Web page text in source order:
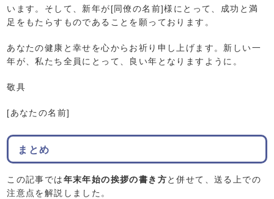
います。そして、新年が[同僚の名前]様にとって、成功と満
足をもたらすものであることを願っております。
あなたの健康と幸せを心からお祈り申し上げます。新しい一
年が、私たち全員にとって、良い年となりますように。
敬具
[あなたの名前]
まとめ
この記事では年末年始の挨拶の書き方と併せて、送る上での
注意点を解説しました。